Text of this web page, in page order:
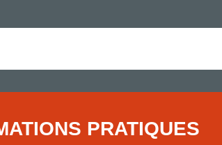
● Exceptionnel
● Exceptionnel
PRATIQUES